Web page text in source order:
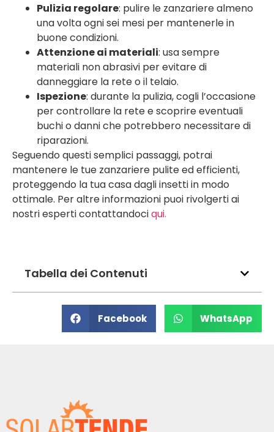
Pulizia regolare: pulire le zanzariere almeno
una volta ogni sei mesi per mantenerle in
buone condizioni.
Attenzione ai materiali: usa sempre
materiali non abrasivi per evitare di
danneggiare la rete o il telaio.
Ispezione: durante la pulizia, cogli l’occasione
per controllare la rete e scoprire eventuali
buchi o danni che potrebbero necessitare di
riparazioni.
Seguendo questi semplici passaggi, potrai
mantenere le tue zanzariere pulite ed efficienti,
proteggendo la tua casa dagli insetti in modo
ottimale. Per altre informazioni puoi rivolgerti ai
nostri esperti contattandociqui.
Tabella dei Contenuti
Facebook WhatsApp